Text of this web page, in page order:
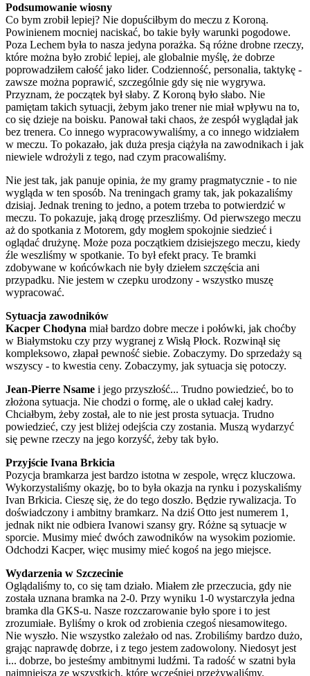
Podsumowanie wiosny
Co bym zrobił lepiej? Nie dopuściłbym do meczu z Koroną.
Powinienem mocniej naciskać, bo takie były warunki pogodowe.
Poza Lechem była to nasza jedyna porażka. Są różne drobne rzeczy,
które można było zrobić lepiej, ale globalnie myślę, że dobrze
poprowadziłem całość jako lider. Codzienność, personalia, taktykę -
zawsze można poprawić, szczególnie gdy się nie wygrywa.
Przyznam, że początek był słaby. Z Koroną było słabo. Nie
pamiętam takich sytuacji, żebym jako trener nie miał wpływu na to,
co się dzieje na boisku. Panował taki chaos, że zespół wyglądał jak
bez trenera. Co innego wypracowywaliśmy, a co innego widziałem
w meczu. To pokazało, jak duża presja ciążyła na zawodnikach i jak
niewiele wdrożyli z tego, nad czym pracowaliśmy.
Nie jest tak, jak panuje opinia, że my gramy pragmatycznie - to nie
wygląda w ten sposób. Na treningach gramy tak, jak pokazaliśmy
dzisiaj. Jednak trening to jedno, a potem trzeba to potwierdzić w
meczu. To pokazuje, jaką drogę przeszliśmy. Od pierwszego meczu
aż do spotkania z Motorem, gdy mogłem spokojnie siedzieć i
oglądać drużynę. Może poza początkiem dzisiejszego meczu, kiedy
źle weszliśmy w spotkanie. To był efekt pracy. Te bramki
zdobywane w końcówkach nie były dziełem szczęścia ani
przypadku. Nie jestem w czepku urodzony - wszystko muszę
wypracować.
Sytuacja zawodników
Kacper Chodyna miał bardzo dobre mecze i połówki, jak choćby
w Białymstoku czy przy wygranej z Wisłą Płock. Rozwinął się
kompleksowo, złapał pewność siebie. Zobaczymy. Do sprzedaży są
wszyscy - to kwestia ceny. Zobaczymy, jak sytuacja się potoczy.
Jean-Pierre Nsame i jego przyszłość... Trudno powiedzieć, bo to
złożona sytuacja. Nie chodzi o formę, ale o układ całej kadry.
Chciałbym, żeby został, ale to nie jest prosta sytuacja. Trudno
powiedzieć, czy jest bliżej odejścia czy zostania. Muszą wydarzyć
się pewne rzeczy na jego korzyść, żeby tak było.
Przyjście Ivana Brkicia
Pozycja bramkarza jest bardzo istotna w zespole, wręcz kluczowa.
Wykorzystaliśmy okazję, bo to była okazja na rynku i pozyskaliśmy
Ivan Brkicia. Cieszę się, że do tego doszło. Będzie rywalizacja. To
doświadczony i ambitny bramkarz. Na dziś Otto jest numerem 1,
jednak nikt nie odbiera Ivanowi szansy gry. Różne są sytuacje w
sporcie. Musimy mieć dwóch zawodników na wysokim poziomie.
Odchodzi Kacper, więc musimy mieć kogoś na jego miejsce.
Wydarzenia w Szczecinie
Oglądaliśmy to, co się tam działo. Miałem złe przeczucia, gdy nie
została uznana bramka na 2-0. Przy wyniku 1-0 wystarczyła jedna
bramka dla GKS-u. Nasze rozczarowanie było spore i to jest
zrozumiałe. Byliśmy o krok od zrobienia czegoś niesamowitego.
Nie wyszło. Nie wszystko zależało od nas. Zrobiliśmy bardzo dużo,
grając naprawdę dobrze, i z tego jestem zadowolony. Niedosyt jest
i... dobrze, bo jesteśmy ambitnymi ludźmi. Ta radość w szatni była
najmniejsza ze wszystkich, które wcześniej przeżywaliśmy.